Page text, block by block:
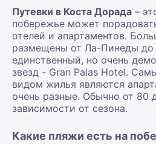
Путевки в Коста Дорада –
побережье может
отелей и апартаментов.
размещены от Ла-Пинеды до
единственный, но очень
звезд - Gran Palas Hotel.
видом жилья являются
очень разные. Обычно от 80
зависимости от сезона.
Какие пляжи есть на